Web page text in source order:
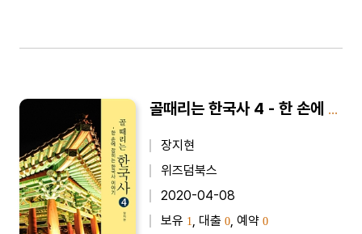
골때리는 한국사 4 - 한 손에 잡히는 한국사 이야기
장지현
위즈덤북스
2020-04-08
보유 1 , 대출 0 , 예약 0